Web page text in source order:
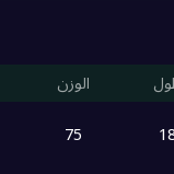
الوزن
75